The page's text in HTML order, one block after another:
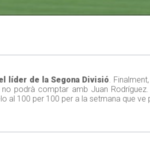
líder de la Segona Divisió.
podrà comptar amb Juan
al 100 per 100 per a la setmana que ve